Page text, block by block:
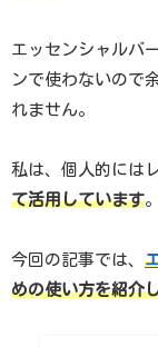
エッセンシャルバ
ンで使わないので
れません。
私は、個人的には
て活用しています。
今回の記事では、
めの使い方を紹介